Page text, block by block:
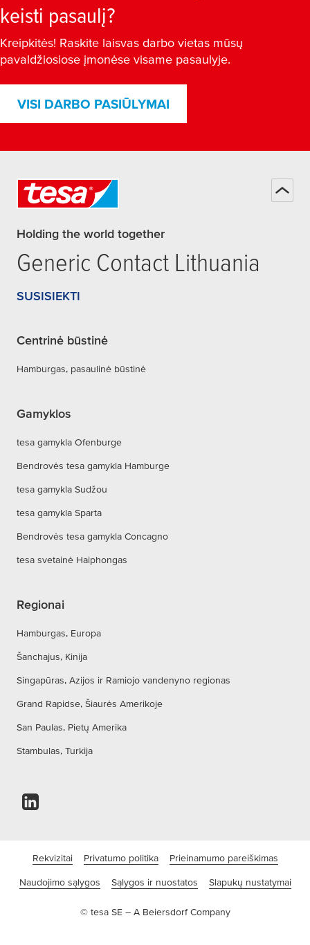
keisti pasaulį?
Kreipkitės! Raskite laisvas darbo vietas mūsų
pavaldžiosiose įmonėse visame pasaulyje.
VISI DARBO PASIŪLYMAI
Holding the world together
Generic Contact Lithuania
SUSISIEKTI
Centrinė būstinė
Hamburgas, pasaulinė būstinė
Gamyklos
tesa gamykla Ofenburge
Bendrovės tesa gamykla Hamburge
tesa gamykla Sudžou
tesa gamykla Sparta
Bendrovės tesa gamykla Concagno
tesa svetainė Haiphongas
Regionai
Hamburgas, Europa
Šanchajus, Kinija
Singapūras, Azijos ir Ramiojo vandenyno regionas
Grand Rapidse, Šiaurės Amerikoje
San Paulas, Pietų Amerika
Stambulas, Turkija
Rekvizitai Privatumo politika Prieinamumo pareiškimas
Naudojimo sąlygos Sąlygos ir nuostatos Slapukų nustatymai
© tesa SE – A Beiersdorf Company